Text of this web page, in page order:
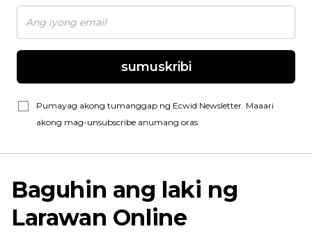
sumuskribi
Pumayag akong tumanggap ng Ecwid Newsletter. Maaari
akong mag-unsubscribe anumang oras.
Baguhin ang laki ng
Larawan Online